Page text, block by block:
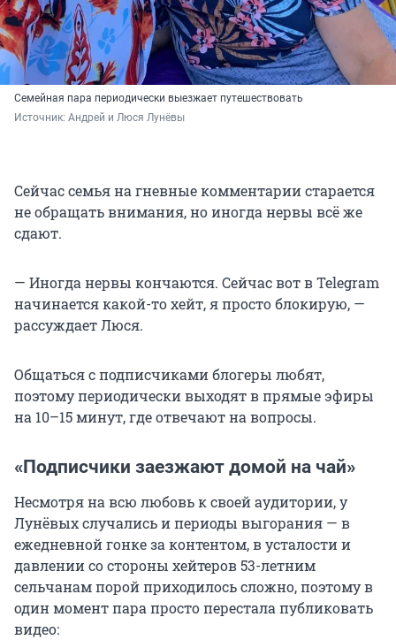
Семейная пара периодически выезжает путешествовать
Источник: Андрей и Люся Лунёвы
Сейчас семья на гневные комментарии старается
не обращать внимания, но иногда нервы всё же
сдают.
— Иногда нервы кончаются. Сейчас вот в Telegram
начинается какой-то хейт, я просто блокирую, —
рассуждает Люся.
Общаться с подписчиками блогеры любят,
поэтому периодически выходят в прямые эфиры
на 10–15 минут, где отвечают на вопросы.
«Подписчики заезжают домой на чай»
Несмотря на всю любовь к своей аудитории, у
Лунёвых случались и периоды выгорания — в
ежедневной гонке за контентом, в усталости и
давлении со стороны хейтеров 53-летним
сельчанам порой приходилось сложно, поэтому в
один момент пара просто перестала публиковать
видео: